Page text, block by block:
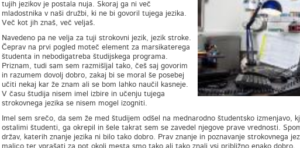
tujih jezikov je postala nuja. Skoraj ga ni več
mladostnika v naši družbi, ki ne bi govoril tujega jezika.
Več kot jih znaš, več veljaš.
Navedeno pa ne velja za tuji strokovni jezik, jezik stroke.
Čeprav na prvi pogled moteč element za marsikaterega
študenta in nebodigatreba študijskega programa.
Priznam, tudi sam sem razmišljal tako, češ saj govorim
in razumem dovolj dobro, zakaj bi se moral še posebej
učiti nekaj kar že znam ali se bom lahko naučil kasneje.
V času študija nisem imel izbire in učenju tujega
strokovnega jezika se nisem mogel izogniti.
Imel sem srečo, da sem že med študijem odšel na mednarodno študentsko izmenjavo,
ostalimi študenti, ga okrepil in šele takrat sem se zavedel njegove prave vrednosti.
držav, katerih znanje jezika ni bilo tako dobro. Prav znanje in poznavanje strokovnega